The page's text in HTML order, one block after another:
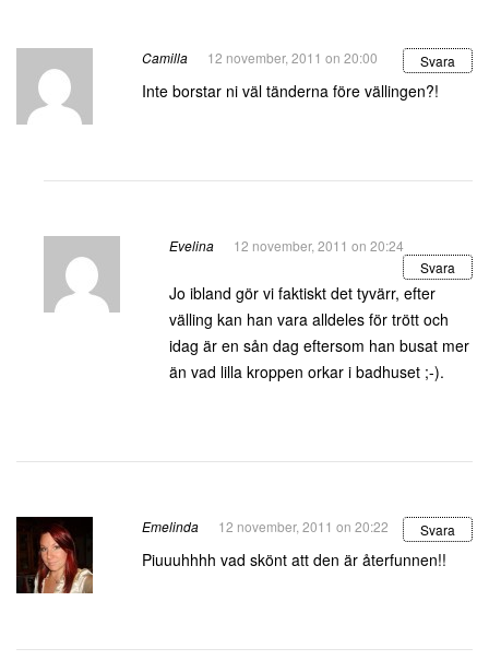
Camilla 12 november, 2011 on 20:00 Svara
Inte borstar ni väl tänderna före vällingen?!
Evelina
12 november, 2011 on 20:24
Svara
Jo ibland gör vi faktiskt det tyvärr, efter
välling kan han vara alldeles för trött och
idag är en sån dag eftersom han busat mer
än vad lilla kroppen orkar i badhuset ;-).
Emelinda 12 november, 2011 on 20:22 Svara
Piuuuhhhh vad skönt att den är återfunnen!!